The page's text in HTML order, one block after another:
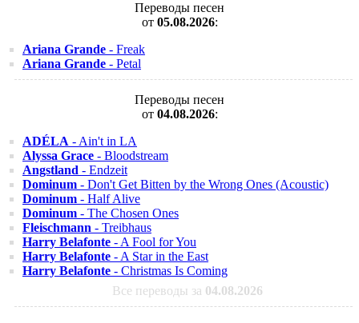
Переводы песен
от 05.08.2026:
Ariana Grande - Freak
Ariana Grande - Petal
Переводы песен
от 04.08.2026:
ADÉLA - Ain't in LA
Alyssa Grace - Bloodstream
Angstland - Endzeit
Dominum - Don't Get Bitten by the Wrong Ones (Acoustic)
Dominum - Half Alive
Dominum - The Chosen Ones
Fleischmann - Treibhaus
Harry Belafonte - A Fool for You
Harry Belafonte - A Star in the East
Harry Belafonte - Christmas Is Coming
Все переводы за 04.08.2026